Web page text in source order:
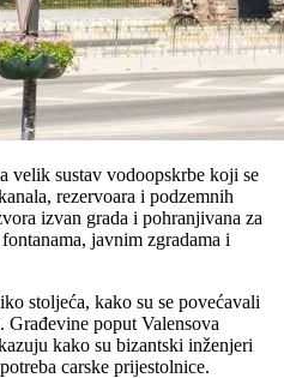
velik sustav vodoopskrbe koji se
rezervoara i podzemnih
izvan grada i pohranjivana za
javnim zgradama i
stoljeća, kako su se povećavali
Građevine poput Valensova
kako su bizantski inženjeri
carske prijestolnice.